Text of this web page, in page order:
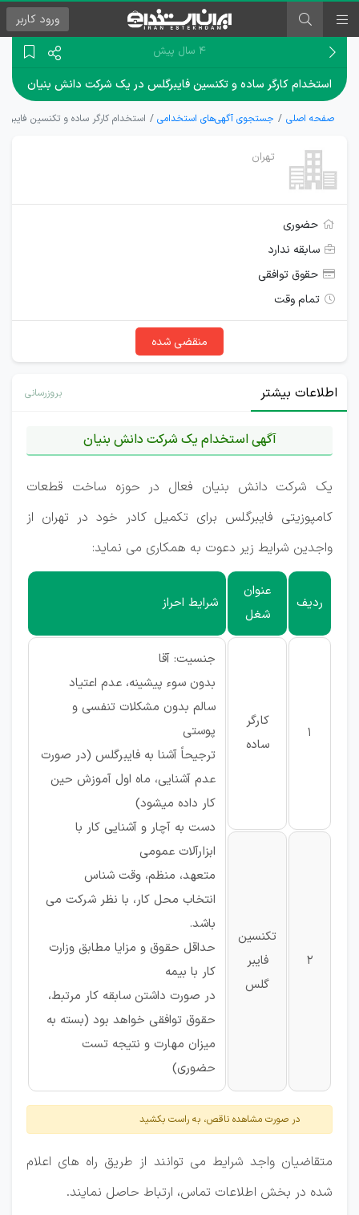
ورود کاربر
۴ سال پیش
استخدام کارگر ساده و تکنسین فایبرگلس در یک شرکت دانش بنیان
صفحه اصلی جستجوی آگهی‌های استخدامی استخدام کارگر ساده و تکنسین
تهران
حضوری
سابقه ندارد
حقوق توافقی
تمام وقت
منقضی شده
اطلاعات بیشتر بروزرسانی
آگهی استخدام یک شرکت دانش بنیان
یک شرکت دانش بنیان فعال در حوزه ساخت قطعات
کامپوزیتی فایبرگلس برای تکمیل کادر خود در تهران از
واجدین شرایط زیر دعوت به همکاری می نماید:
ردیف
عنوان
شغل
شرایط احراز
1
کارگر
ساده
جنسیت: آقا
بدون سوء پیشینه، عدم اعتیاد
سالم بدون مشکلات تنفسی و
پوستی
ترجیحاً آشنا به فایبرگلس (در صورت
عدم آشنایی، ماه اول آموزش حین
کار داده میشود)
دست به آچار و آشنایی کار با
ابزارآلات عمومی
متعهد، منظم، وقت شناس
انتخاب محل کار، با نظر شرکت می
باشد.
حداقل حقوق و مزایا مطابق وزارت
کار با بیمه
در صورت داشتن سابقه کار مرتبط،
حقوق توافقی خواهد بود (بسته به
میزان مهارت و نتیجه تست
حضوری)
2
تکنسین
فایبر
گلس
در صورت مشاهده ناقص، به راست بکشید
متقاضیان واجد شرایط می توانند از طریق راه های اعلام
شده در بخش اطلاعات تماس، ارتباط حاصل نمایند.